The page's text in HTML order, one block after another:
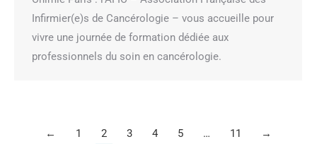
Infirmier(e)s de Cancérologie – vous accueille pour
vivre une journée de formation dédiée aux
professionnels du soin en cancérologie.
← 1 2 3 4 5 … 11 →